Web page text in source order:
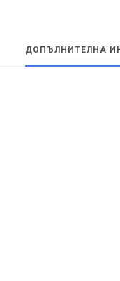
ДОПЪЛНИТЕЛНА